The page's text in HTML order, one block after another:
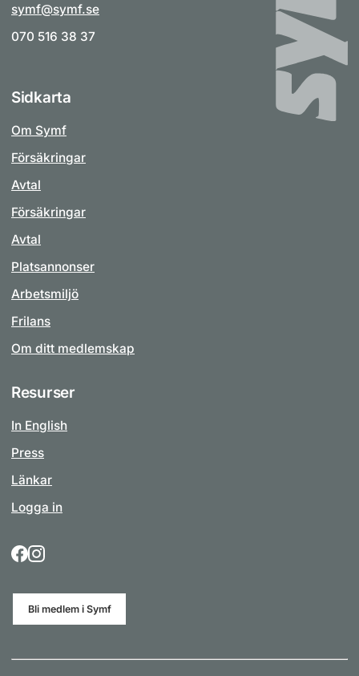
symf@symf.se
070 516 38 37
Sidkarta
Om Symf
Försäkringar
Avtal
Försäkringar
Avtal
Platsannonser
Arbetsmiljö
Frilans
Om ditt medlemskap
Resurser
In English
Press
Länkar
Logga in
Bli medlem i Symf